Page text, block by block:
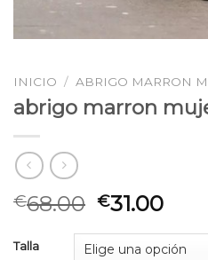
INICIO / ABRIGO MARRON
abrigo marron
€68.00 €31.00
Talla